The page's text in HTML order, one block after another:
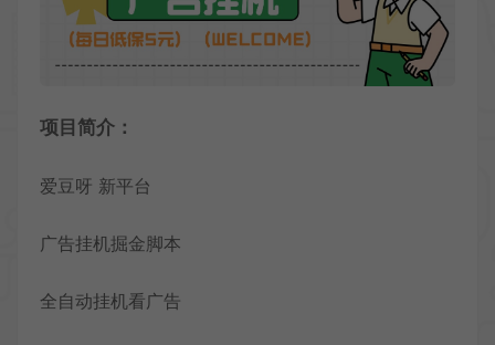
项目简介：
爱豆呀 新平台
广告挂机掘金脚本
全自动挂机看广告